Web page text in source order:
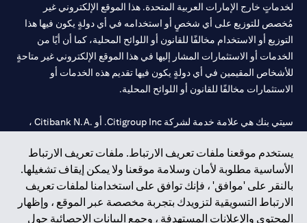
يستخدم موقعنا ملفات تعريف الارتباط. ملفات تعريف الارتباط
الأساسية مطلوبة لأمان وسلامة موقعنا ولا يمكن إيقاف تشغيلها.
بالنقر على 'موافق' ، فإنك توافق على استخدامنا لملفات تعريف
الارتباط التسويقية لتزويدك بتجربة مخصصة عبر الموقع ، وإظهار
المحتوى والإعلانات المستهدفة ، وجمع البيانات الإحصائية حول
لخدماتٍ خارج الإمارات العربية المتحدة. هذا الموقع الإلكتروني غير
مُخصص للتوزيع على أي شخصٍ أو استخدامه في أي دولةٍ يكون فيها هذا
التوزيع أو الاستخدام مخالفًا للقانون أو اللوائح المحلية، كما أن أيًا من
الخدمات أو الاستثمارات المشار إليها في هذا الموقع الإلكتروني غير متاحةٍ
للأشخاص المقيمين في أي دولةٍ يكون فيها تقديم هذه الخدمات أو
الاستثمارات مخالفًا للقانون أو اللوائح المحلية.
سيتي بنك هي علامة خدمة لشركة Citigroup Inc. أو .Citibank N.A ،
سيتي بنك إن. إيه. الإمارات مسجل لدى مصرف الإمارات المركزي تحت
أرقام التراخيص 202563 لفرع الوصل في دبي، 531989 لفرع مول
الإمارات في دبي، وCN-1002019لفرع أبوظبي. هاتف: 4000 311 04.
فرع سيتي بنك إن إيه - الإمارات العربية المتحدة مرخص من مصرف